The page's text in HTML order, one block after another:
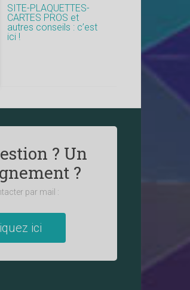
SITE-PLAQUETTES-
CARTES PROS et
autres conseils : c’est
ici !
? Un
?
par mail :
ici